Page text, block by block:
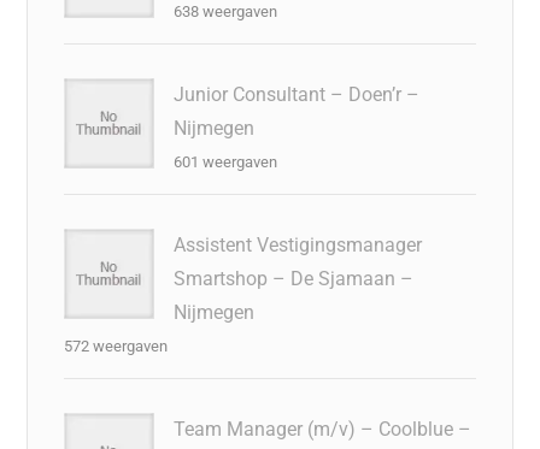
638 weergaven
Junior Consultant – Doen’r –
Nijmegen
601 weergaven
Assistent Vestigingsmanager
Smartshop – De Sjamaan –
Nijmegen
572 weergaven
Team Manager (m/v) – Coolblue –